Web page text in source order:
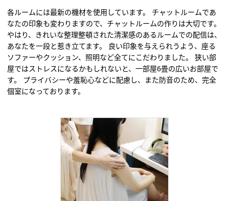
各ルームには最新の機材を使用しています。 チャットルームであ
なたの印象も変わりますので、チャットルームの作りは大切です。
やはり、きれいな整理整頓された清潔感のあるルームでの配信は、
あなたを一段と惹き立てます。 良い印象を与えられうよう、座る
ソファーやクッション、照明など全てにこだわりました。 狭い部
屋ではストレスになるかもしれないと、一部屋6畳の広いお部屋で
す。 プライバシーや羞恥心などに配慮し、また防音のため、完全
個室になっております。